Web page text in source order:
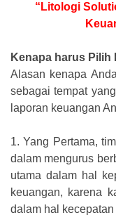
“Litologi
Kenapa harus Pilih
Alasan kenapa
sebagai tempat
laporan keuangan
1. Yang Pertama,
dalam mengurus
utama dalam hal
keuangan, karena
dalam hal